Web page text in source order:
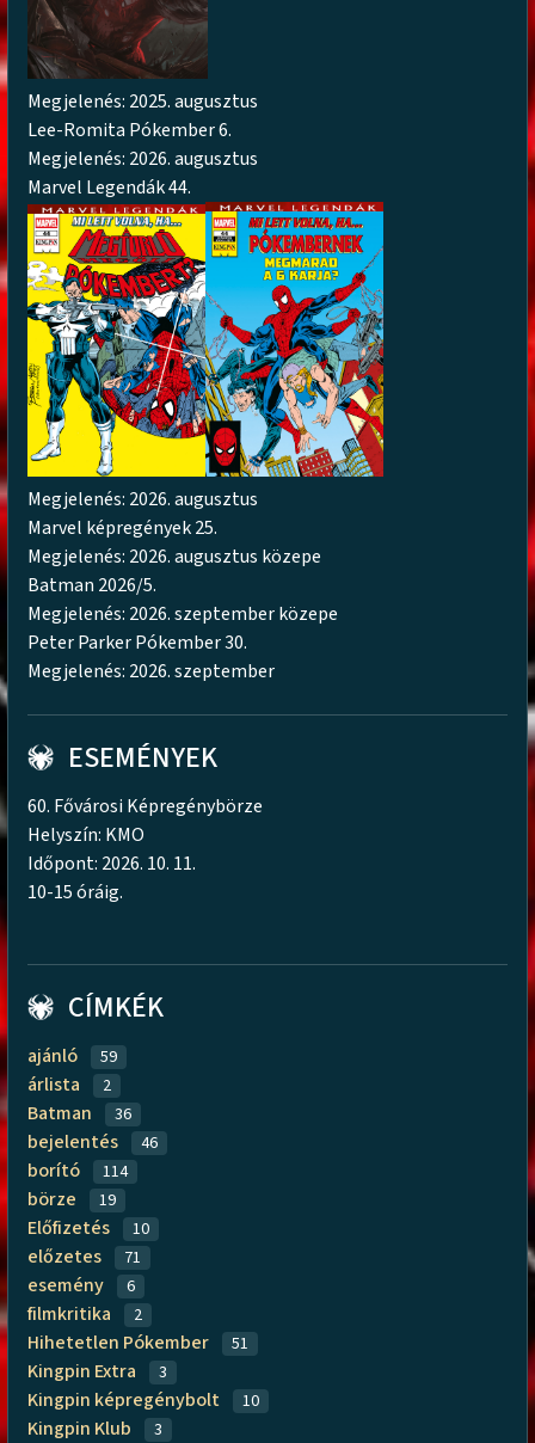
Megjelenés: 2025. augusztus
Lee-Romita Pókember 6.
Megjelenés: 2026. augusztus
Marvel Legendák 44.
Megjelenés: 2026. augusztus
Marvel képregények 25.
Megjelenés: 2026. augusztus közepe
Batman 2026/5.
Megjelenés: 2026. szeptember közepe
Peter Parker Pókember 30.
Megjelenés: 2026. szeptember
ESEMÉNYEK
60. Fővárosi Képregénybörze
Helyszín: KMO
Időpont: 2026. 10. 11.
10-15 óráig.
CÍMKÉK
ajánló 59
árlista 2
Batman 36
bejelentés 46
borító 114
börze 19
Előfizetés 10
előzetes 71
esemény 6
filmkritika 2
Hihetetlen Pókember 51
Kingpin Extra 3
Kingpin képregénybolt 10
Kingpin Klub 3